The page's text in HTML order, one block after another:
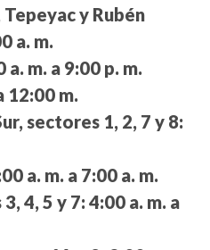
y Rubén
a. m.
a. m. a 9:00 p. m.
12:00 m.
sectores 1, 2, 7 y 8:
a. m. a 7:00 a. m.
4, 5 y 7: 4:00 a. m. a